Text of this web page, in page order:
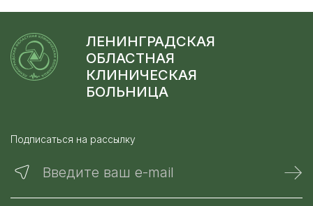
ЛЕНИНГРАДСКАЯ
ОБЛАСТНАЯ
КЛИНИЧЕСКАЯ
БОЛЬНИЦА
Подписаться на рассылку
Введите ваш e-mail